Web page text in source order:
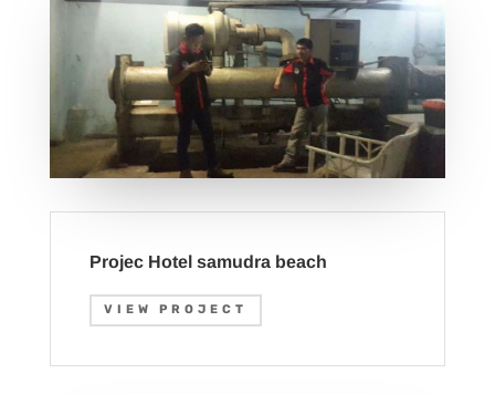
Projec Hotel samudra beach
VIEW PROJECT